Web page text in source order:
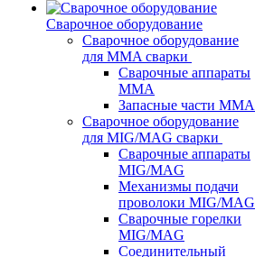
Сварочное оборудование
Сварочное оборудование
для MMA сварки
Сварочные аппараты
MMA
Запасные части MMA
Сварочное оборудование
для MIG/MAG сварки
Сварочные аппараты
MIG/MAG
Механизмы подачи
проволоки MIG/MAG
Сварочные горелки
MIG/MAG
Соединительный